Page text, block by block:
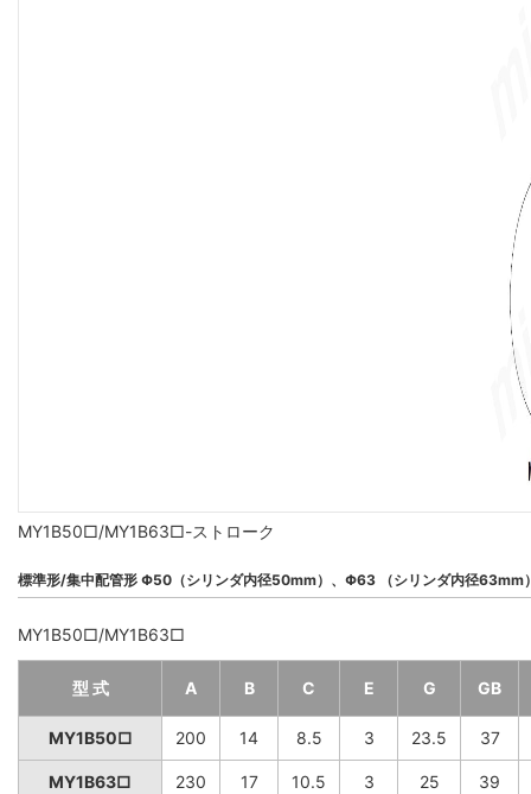
MY1B50□/MY1B63□-ストローク
標準形/集中配管形 Φ50（シリンダ内径50mm）、Φ63 （シリンダ内径63mm
MY1B50□/MY1B63□
型 式 A B C E G GB
MY1B50□ 200 14 8.5 3 23.5 37
MY1B63□ 230 17 10.5 3 25 39